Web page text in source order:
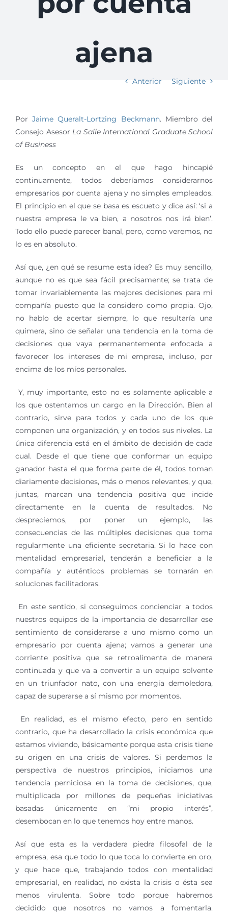
ajena
Anterior Siguiente
PorJaime Queralt-Lortzing Beckmann. Miembro del
Consejo Asesor La Salle International Graduate School
of Business
Es un concepto en el que hago hincapié
continuamente, todos deberíamos considerarnos
empresarios por cuenta ajena y no simples empleados.
El principio en el que se basa es escueto y dice así: ‘si a
nuestra empresa le va bien, a nosotros nos irá bien’.
Todo ello puede parecer banal, pero, como veremos, no
lo es en absoluto.
Así que, ¿en qué se resume esta idea? Es muy sencillo,
aunque no es que sea fácil precisamente; se trata de
tomar invariablemente las mejores decisiones para mi
compañía puesto que la considero como propia. Ojo,
no hablo de acertar siempre, lo que resultaría una
quimera, sino de señalar una tendencia en la toma de
decisiones que vaya permanentemente enfocada a
favorecer los intereses de mi empresa, incluso, por
encima de los míos personales.
Y, muy importante, esto no es solamente aplicable a
los que ostentamos un cargo en la Dirección. Bien al
contrario, sirve para todos y cada uno de los que
componen una organización, y en todos sus niveles. La
única diferencia está en el ámbito de decisión de cada
cual. Desde el que tiene que conformar un equipo
ganador hasta el que forma parte de él, todos toman
diariamente decisiones, más o menos relevantes, y que,
juntas, marcan una tendencia positiva que incide
directamente en la cuenta de resultados. No
despreciemos, por poner un ejemplo, las
consecuencias de las múltiples decisiones que toma
regularmente una eficiente secretaria. Si lo hace con
mentalidad empresarial, tenderán a beneficiar a la
compañía y auténticos problemas se tornarán en
soluciones facilitadoras.
En este sentido, si conseguimos concienciar a todos
nuestros equipos de la importancia de desarrollar ese
sentimiento de considerarse a uno mismo como un
empresario por cuenta ajena; vamos a generar una
corriente positiva que se retroalimenta de manera
continuada y que va a convertir a un equipo solvente
en un triunfador nato, con una energía demoledora,
capaz de superarse a sí mismo por momentos.
En realidad, es el mismo efecto, pero en sentido
contrario, que ha desarrollado la crisis económica que
estamos viviendo, básicamente porque esta crisis tiene
su origen en una crisis de valores. Si perdemos la
perspectiva de nuestros principios, iniciamos una
tendencia perniciosa en la toma de decisiones, que,
multiplicada por millones de pequeñas iniciativas
basadas únicamente en “mi propio interés”,
desembocan en lo que tenemos hoy entre manos.
Así que esta es la verdadera piedra filosofal de la
empresa, esa que todo lo que toca lo convierte en oro,
y que hace que, trabajando todos con mentalidad
empresarial, en realidad, no exista la crisis o ésta sea
menos virulenta. Sobre todo porque habremos
decidido que nosotros no vamos a fomentarla.